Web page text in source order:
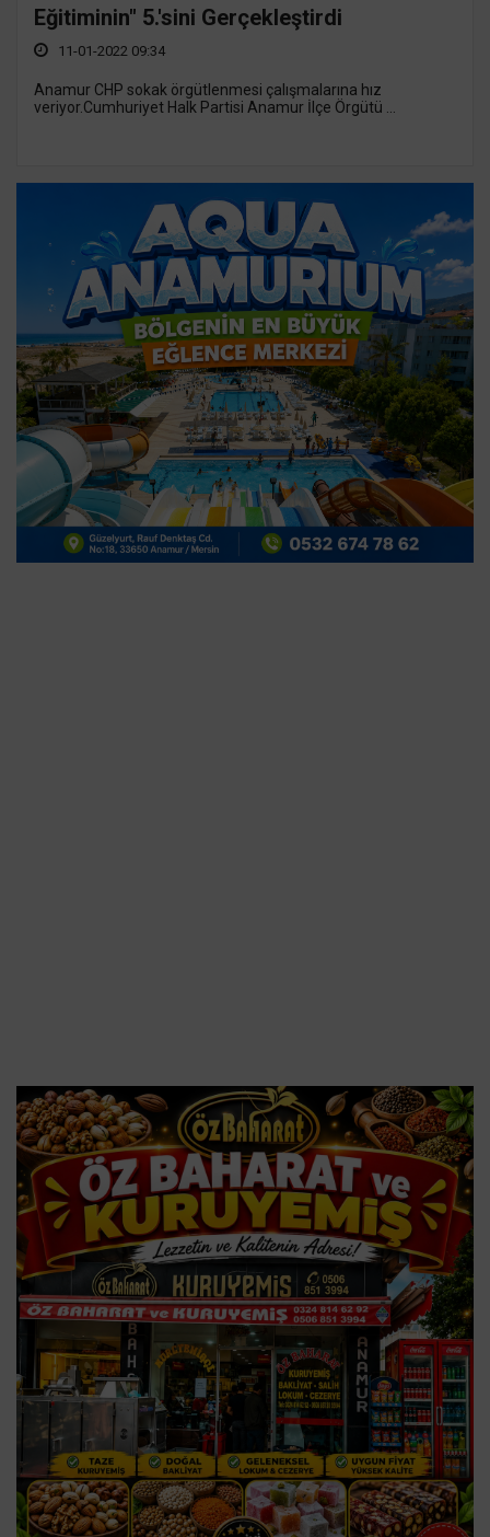
Eğitiminin" 5.'sini Gerçekleştirdi
11-01-2022 09:34
Anamur CHP sokak örgütlenmesi çalışmalarına hız
veriyor.Cumhuriyet Halk Partisi Anamur İlçe Örgütü ...